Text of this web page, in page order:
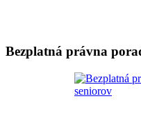
Bezplatná právna